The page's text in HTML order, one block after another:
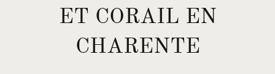
ET CORAIL EN
CHARENTE